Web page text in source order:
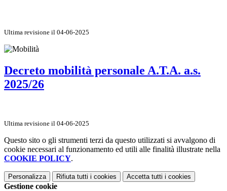
Ultima revisione il 04-06-2025
Decreto mobilità personale A.T.A. a.s.
2025/26
Ultima revisione il 04-06-2025
Questo sito o gli strumenti terzi da questo utilizzati si avvalgono di
cookie necessari al funzionamento ed utili alle finalità illustrate nella
COOKIE POLICY.
Personalizza Rifiuta tutti i cookies Accetta tutti i cookies
Gestione cookie